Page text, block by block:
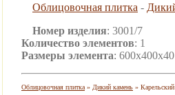
Облицовочная плитка -
Номер изделия: 3001/7
Количество элементов: 1
Размеры элемента:
Облицовочная плитка » Дикий камень »